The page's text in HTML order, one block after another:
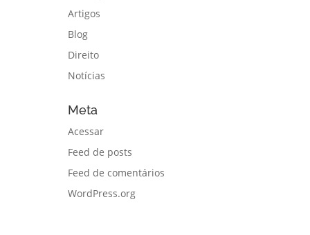
Artigos
Blog
Direito
Notícias
Meta
Acessar
Feed de posts
Feed de comentários
WordPress.org